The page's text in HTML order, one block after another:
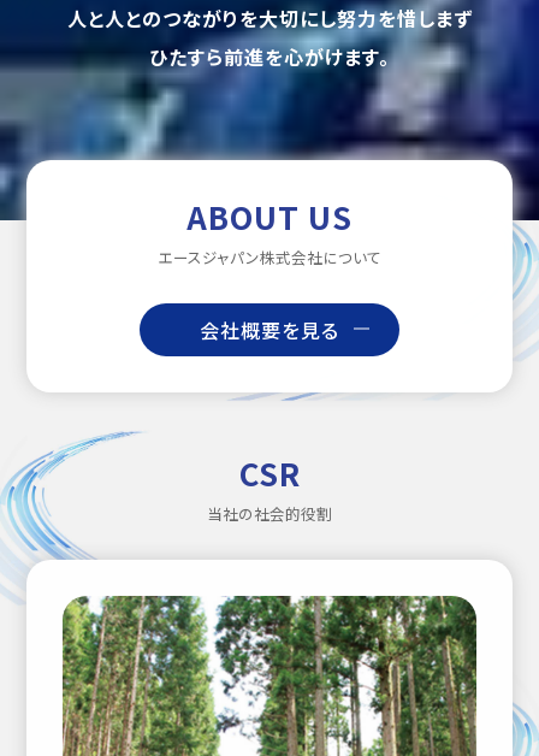
人と人とのつながりを大切にし努力を惜しまず
ひたすら前進を心がけます。
ABOUT US
エースジャパン株式会社について
会社概要を見る
CSR
当社の社会的役割